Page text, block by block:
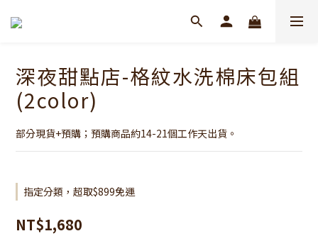
深夜甜點店-格紋水洗棉床包組
(2color)
部分現貨+預購；預購商品約14-21個工作天出貨。
指定分類，超取$899免運
NT$1,680